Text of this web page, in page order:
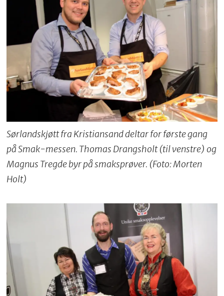
Sørlandskjøtt fra Kristiansand deltar for første gang
på Smak-messen. Thomas Drangsholt (til venstre) og
Magnus Tregde byr på smaksprøver. (Foto: Morten
Holt)